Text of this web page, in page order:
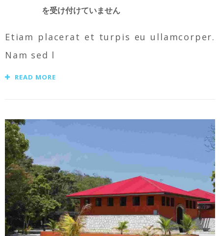
を受け付けていません
Etiam placerat et turpis eu ullamcorper.
Nam sed l
READ MORE